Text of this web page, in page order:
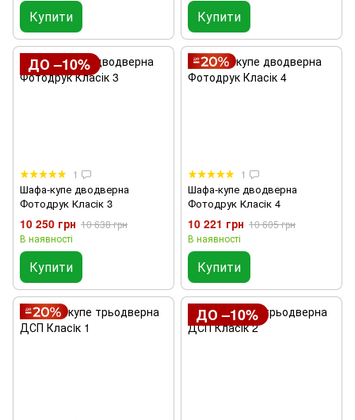
Купити Купити
ДО –10%
1
Шафа-купе дводверна
Фотодрук Класік 3
10 250 грн 10 638 грн
В наявності
Купити
1
Шафа-купе дводверна
Фотодрук Класік 4
10 221 грн 10 605 грн
В наявності
Купити
ДО –10%